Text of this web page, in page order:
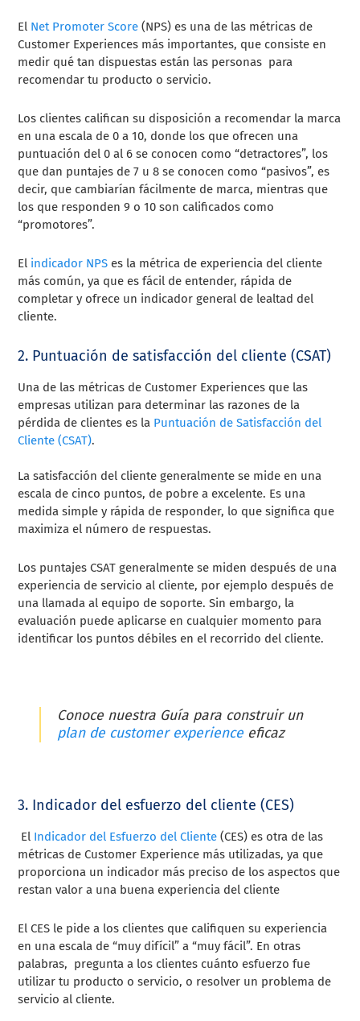
El Net Promoter Score (NPS) es una de las métricas de
Customer Experiences más importantes, que consiste en
medir qué tan dispuestas están las personas para
recomendar tu producto o servicio.
Los clientes califican su disposición a recomendar la marca
en una escala de 0 a 10, donde los que ofrecen una
puntuación del 0 al 6 se conocen como “detractores”, los
que dan puntajes de 7 u 8 se conocen como “pasivos”, es
decir, que cambiarían fácilmente de marca, mientras que
los que responden 9 o 10 son calificados como
“promotores”.
El indicador NPS es la métrica de experiencia del cliente
más común, ya que es fácil de entender, rápida de
completar y ofrece un indicador general de lealtad del
cliente.
2. Puntuación de satisfacción del cliente (CSAT)
Una de las métricas de Customer Experiences que las
empresas utilizan para determinar las razones de la
pérdida de clientes es la Puntuación de Satisfacción del
Cliente (CSAT).
La satisfacción del cliente generalmente se mide en una
escala de cinco puntos, de pobre a excelente. Es una
medida simple y rápida de responder, lo que significa que
maximiza el número de respuestas.
Los puntajes CSAT generalmente se miden después de una
experiencia de servicio al cliente, por ejemplo después de
una llamada al equipo de soporte. Sin embargo, la
evaluación puede aplicarse en cualquier momento para
identificar los puntos débiles en el recorrido del cliente.
Conoce nuestra Guía para construir un
plan de customer experienceeficaz
3. Indicador del esfuerzo del cliente (CES)
El Indicador del Esfuerzo del Cliente (CES) es otra de las
métricas de Customer Experience más utilizadas, ya que
proporciona un indicador más preciso de los aspectos que
restan valor a una buena experiencia del cliente
El CES le pide a los clientes que califiquen su experiencia
en una escala de “muy difícil” a “muy fácil”. En otras
palabras, pregunta a los clientes cuánto esfuerzo fue
utilizar tu producto o servicio, o resolver un problema de
servicio al cliente.